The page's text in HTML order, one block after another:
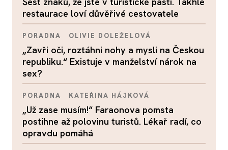
restaurace loví důvěřivé cestovatele
PORADNA OLIVIE DOLEŽELOVÁ
„Zavři oči, roztáhni nohy a mysli na Českou
republiku.“ Existuje v manželství nárok na
sex?
PORADNA KATEŘINA HÁJKOVÁ
„Už zase musím!“ Faraonova pomsta
postihne až polovinu turistů. Lékař radí, co
opravdu pomáhá